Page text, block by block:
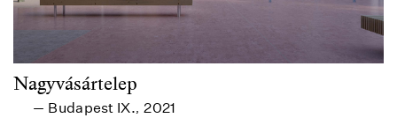
Nagyvásártelep
— Budapest IX., 2021